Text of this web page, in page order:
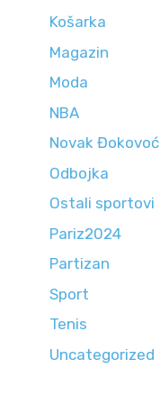
Košarka
Magazin
Moda
NBA
Novak Đokovoć
Odbojka
Ostali sportovi
Pariz2024
Partizan
Sport
Tenis
Uncategorized